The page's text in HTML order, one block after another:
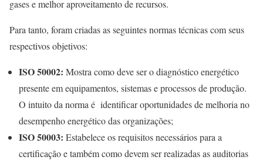
gases e melhor aproveitamento de recursos.
Para tanto, foram criadas as seguintes normas técnicas com seus
respectivos objetivos:
ISO 50002: Mostra como deve ser o diagnóstico energético
presente em equipamentos, sistemas e processos de produção.
O intuito da norma é identificar oportunidades de melhoria no
desempenho energético das organizações;
ISO 50003: Estabelece os requisitos necessários para a
certificação e também como devem ser realizadas as auditorias